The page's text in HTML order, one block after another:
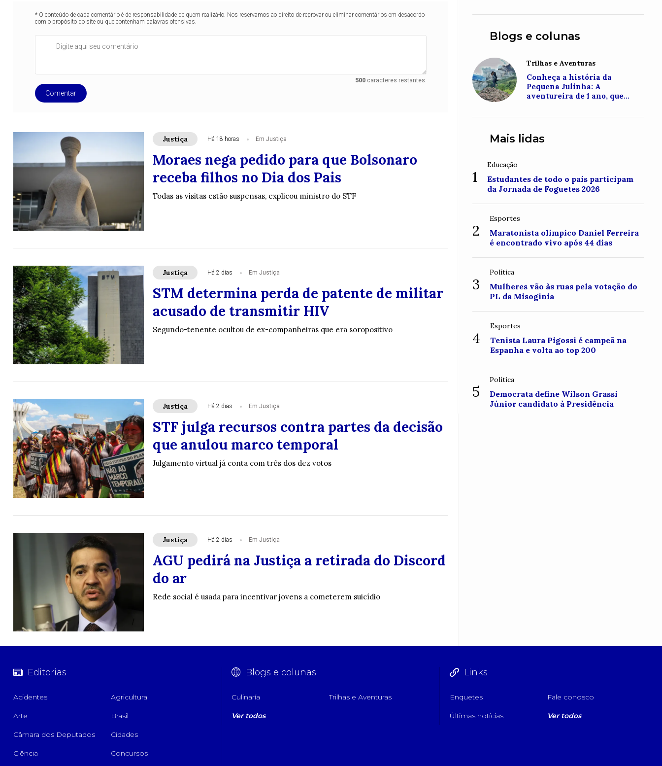
* O conteúdo de cada comentário é de responsabilidade de quem realizá-lo. Nos reservamos ao direito de reprovar ou eliminar comentários em desacordo
com o propósito do site ou que contenham palavras ofensivas.
500caracteres restantes.
Comentar
Justiça Há 18 horas Em Justiça
Moraes nega pedido para que Bolsonaro
receba filhos no Dia dos Pais
Todas as visitas estão suspensas, explicou ministro do STF
Justiça Há 2 dias Em Justiça
STM determina perda de patente de militar
acusado de transmitir HIV
Segundo-tenente ocultou de ex-companheiras que era soropositivo
Justiça Há 2 dias Em Justiça
STF julga recursos contra partes da decisão
que anulou marco temporal
Julgamento virtual já conta com três dos dez votos
Justiça Há 2 dias Em Justiça
AGU pedirá na Justiça a retirada do Discord
do ar
Rede social é usada para incentivar jovens a cometerem suicídio
Blogs e colunas
Trilhas e Aventuras
Conheça a história da
Pequena Julinha: A
aventureira de 1 ano, que
Roraima
Mais lidas
1
Educação
Estudantes de todo o país participam
da Jornada de Foguetes 2026
2
Esportes
Maratonista olímpico Daniel Ferreira
é encontrado vivo após 44 dias
3
Política
Mulheres vão às ruas pela votação do
PL da Misoginia
4
Esportes
Tenista Laura Pigossi é campeã na
Espanha e volta ao top 200
5
Política
Democrata define Wilson Grassi
Júnior candidato à Presidência
Editorias
Acidentes Agricultura
Arte Brasil
Câmara dos Deputados Cidades
Ciência Concursos
Blogs e colunas
Culinaría Trilhas e Aventuras
Ver todos
Links
Enquetes Fale conosco
Últimas notícias Ver todos